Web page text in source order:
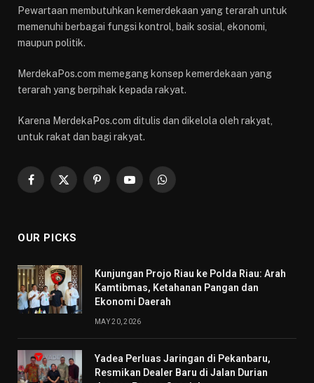
Pewartaan membutuhkan kemerdekaan yang terarah untuk
memenuhi berbagai fungsi kontrol, baik sosial, ekonomi,
maupun politik.
MerdekaPos.com memegang konsep kemerdekaan yang
terarah yang berpihak kepada rakyat.
Karena MerdekaPos.com ditulis dan dikelola oleh rakyat,
untuk rakat dan bagi rakyat.
Facebook
X
PinterestYouTubeWhatsApp
OUR PICKS
Kunjungan Projo Riau ke Polda Riau: Arah
Kamtibmas, Ketahanan Pangan dan
Ekonomi Daerah
MAY 20, 2026
Yadea Perluas Jaringan di Pekanbaru,
Resmikan Dealer Baru di Jalan Durian